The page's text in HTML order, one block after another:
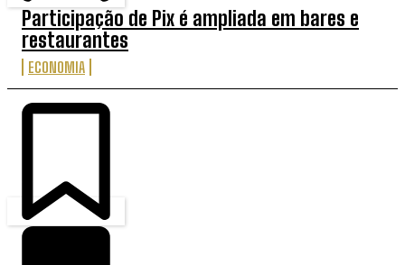
Participação de Pix é ampliada em bares e
restaurantes
ECONOMIA